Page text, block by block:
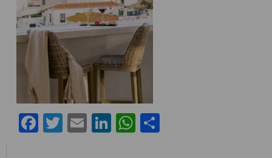
Facebook
Twitter
EmailLinkedIn
WhatsApp